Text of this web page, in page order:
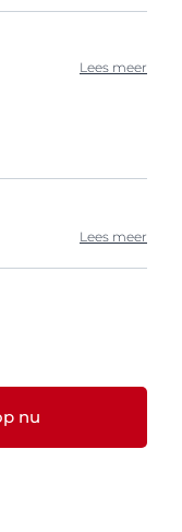
Lees meer
Lees meer
nu